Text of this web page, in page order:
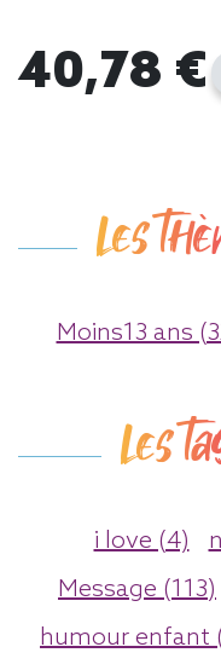
40,78 €
Les
Moins13 ans
Les
i love (4)
Message (113)
humour enfant